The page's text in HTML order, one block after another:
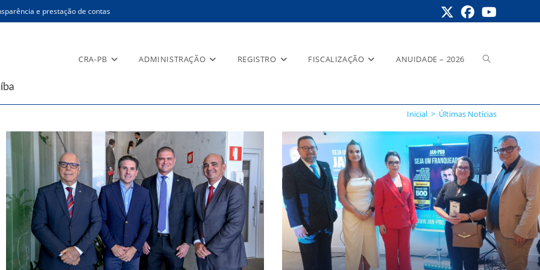
e prestação de contas
CRA-PB ADMINISTRAÇÃO REGISTRO FISCALIZAÇÃO ANUIDADE – 2026 Alternar
pesquisa
do
site
Inicial > Últimas Notícias